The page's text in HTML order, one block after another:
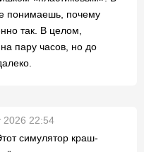
понимаешь, почему
так. В целом,
пару часов, но до
2026 22:54
симулятор краш-